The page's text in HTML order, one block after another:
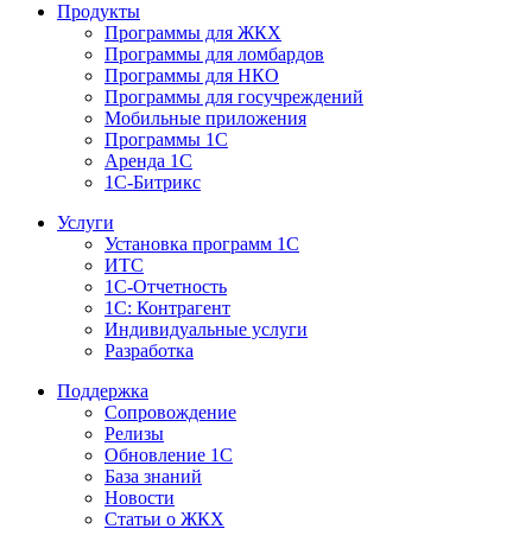
Продукты
Программы для ЖКХ
Программы для ломбардов
Программы для НКО
Программы для госучреждений
Мобильные приложения
Программы 1С
Аренда 1С
1С-Битрикс
Услуги
Установка программ 1С
ИТС
1С-Отчетность
1С: Контрагент
Индивидуальные услуги
Разработка
Поддержка
Сопровождение
Релизы
Обновление 1С
База знаний
Новости
Статьи о ЖКХ